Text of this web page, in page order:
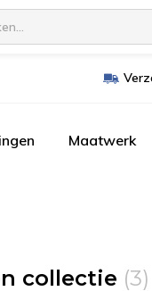
Maatwerk
collectie (3)